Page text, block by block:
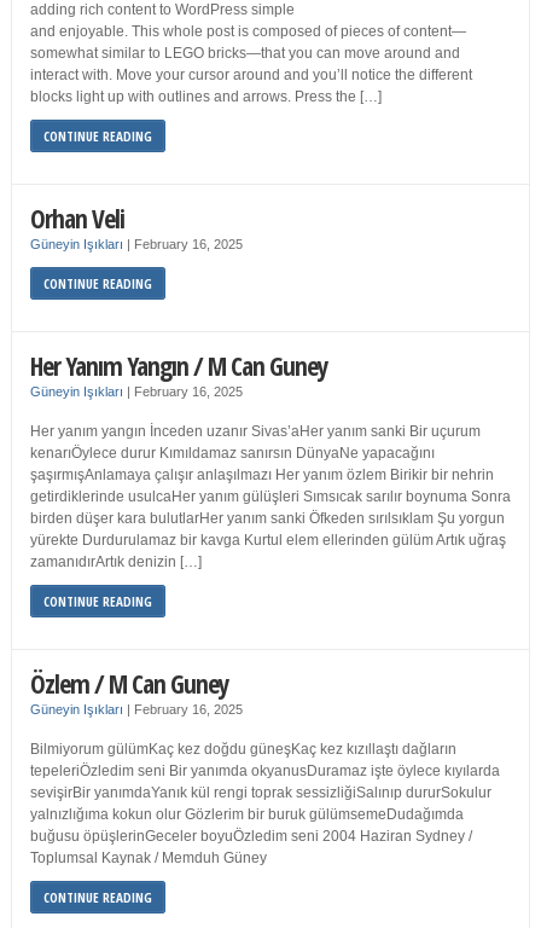
adding rich content to WordPress simple
and enjoyable. This whole post is composed of pieces of content—
somewhat similar to LEGO bricks—that you can move around and
interact with. Move your cursor around and you’ll notice the different
blocks light up with outlines and arrows. Press the […]
CONTINUE READING
Orhan Veli
Güneyin Işıkları | February 16, 2025
CONTINUE READING
Her Yanım Yangın / M Can Guney
Güneyin Işıkları | February 16, 2025
Her yanım yangın İnceden uzanır Sivas’aHer yanım sanki Bir uçurum
kenarıÖylece durur Kımıldamaz sanırsın DünyaNe yapacağını
şaşırmışAnlamaya çalışır anlaşılmazı Her yanım özlem Birikir bir nehrin
getirdiklerinde usulcaHer yanım gülüşleri Sımsıcak sarılır boynuma Sonra
birden düşer kara bulutlarHer yanım sanki Öfkeden sırılsıklam Şu yorgun
yürekte Durdurulamaz bir kavga Kurtul elem ellerinden gülüm Artık uğraş
zamanıdırArtık denizin […]
CONTINUE READING
Özlem / M Can Guney
Güneyin Işıkları | February 16, 2025
Bilmiyorum gülümKaç kez doğdu güneşKaç kez kızıllaştı dağların
tepeleriÖzledim seni Bir yanımda okyanusDuramaz işte öylece kıyılarda
sevişirBir yanımdaYanık kül rengi toprak sessizliğiSalınıp dururSokulur
yalnızlığıma kokun olur Gözlerim bir buruk gülümsemeDudağımda
buğusu öpüşlerinGeceler boyuÖzledim seni 2004 Haziran Sydney /
Toplumsal Kaynak / Memduh Güney
CONTINUE READING